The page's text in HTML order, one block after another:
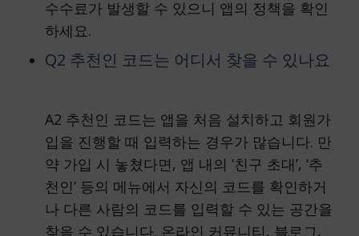
수수료가 발생할 수 있으니 앱의 정책을 확인
하세요.
Q2 추천인 코드는 어디서 찾을 수 있나요
A2 추천인 코드는 앱을 처음 설치하고 회원가
입을 진행할 때 입력하는 경우가 많습니다. 만
약 가입 시 놓쳤다면, 앱 내의 ‘친구 초대’, ‘추
천인’ 등의 메뉴에서 자신의 코드를 확인하거
나 다른 사람의 코드를 입력할 수 있는 공간을
찾을 수 있습니다. 온라인 커뮤니티, 블로그,